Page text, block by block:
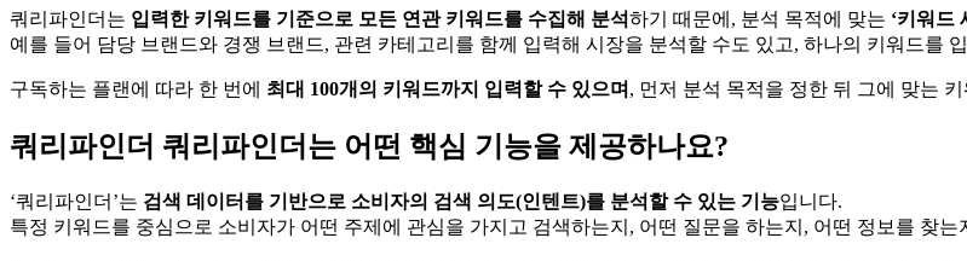
쿼리파인더는 입력한 키워드를 기준으로 모든 연관 키워드를 수집해 분석하기 때문에, 분석 목적에 맞는 ‘키워드
예를 들어 담당 브랜드와 경쟁 브랜드, 관련 카테고리를 함께 입력해 시장을 분석할 수도 있고, 하나의 키워드를
구독하는 플랜에 따라 한 번에 최대 100개의 키워드까지 입력할 수 있으며 , 먼저 분석 목적을 정한 뒤 그에 맞는
쿼리파인더 쿼리파인더는 어떤 핵심 기능을 제공하나요?
‘쿼리파인더’는 검색 데이터를 기반으로 소비자의 검색 의도(인텐트)를 분석할 수 있는 기능입니다.
특정 키워드를 중심으로 소비자가 어떤 주제에 관심을 가지고 검색하는지, 어떤 질문을 하는지, 어떤 정보를 찾